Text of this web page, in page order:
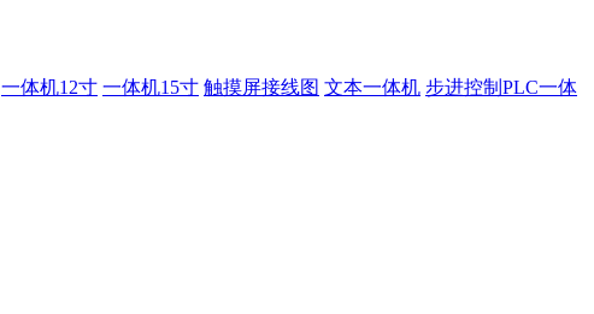
一体机12寸 一体机15寸 触摸屏接线图 文本一体机 步进控制PLC一体